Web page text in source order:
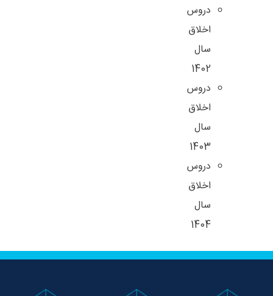
دروس
اخلاق
سال
1402
دروس
اخلاق
سال
1403
دروس
اخلاق
سال
1404